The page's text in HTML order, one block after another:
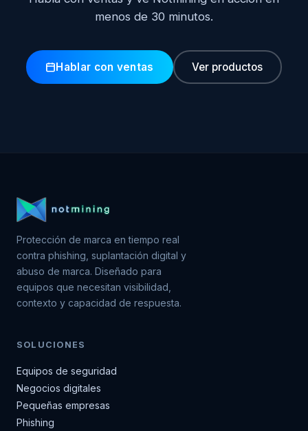
menos de 30 minutos.
Hablar con ventas Ver productos
Protección de marca en tiempo real
contra phishing, suplantación digital y
abuso de marca. Diseñado para
equipos que necesitan visibilidad,
contexto y capacidad de respuesta.
SOLUCIONES
Equipos de seguridad
Negocios digitales
Pequeñas empresas
Phishing